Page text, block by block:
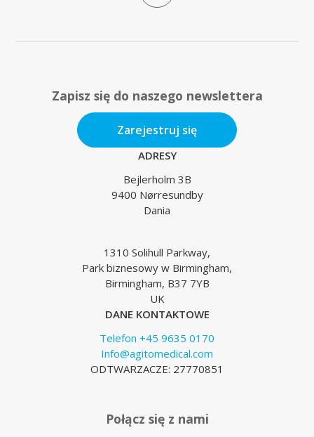
Zapisz się do naszego newslettera
Zarejestruj się
ADRESY
Bejlerholm 3B
9400 Nørresundby
Dania
1310 Solihull Parkway,
Park biznesowy w Birmingham,
Birmingham, B37 7YB
UK
DANE KONTAKTOWE
Telefon +45 9635 0170
Info@agitomedical.com
ODTWARZACZE: 27770851
Połącz się z nami